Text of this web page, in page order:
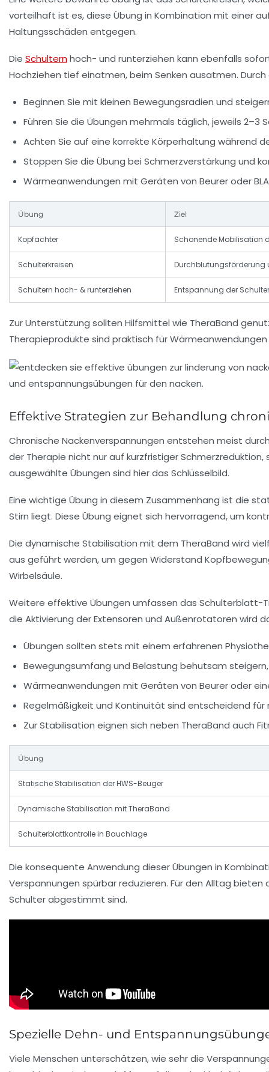
vorteilhaft ist es, diese Übung in Kombination mit einer
Haltungsschäden entgegen.
Die Schulternhoch- und runterziehen kann ebenfalls
Hochziehen tief einatmen, beim Senken ausatmen.
Beginnen Sie mit kleinen Bewegungsradien und
Führen Sie die Übungen mehrmals täglich, jeweils 2–3
Achten Sie auf eine korrekte Körperhaltung während
Stoppen Sie die Übung bei Schmerzverstärkung und
Wärmeanwendungen mit Geräten von Beurer oder
Übung Ziel
Kopfachter Schonende Mobilisation
Schulterkreisen Durchblutungsförderung
Schultern hoch- & runterziehen Entspannung der
Zur Unterstützung sollten Hilfsmittel wie TheraBand
Therapieprodukte sind praktisch für Wärmeanwendungen
Effektive Strategien zur Behandlung
Chronische Nackenverspannungen entstehen meist
der Therapie nicht nur auf kurzfristiger
ausgewählte Übungen sind hier das Schlüsselbild.
Eine wichtige Übung in diesem Zusammenhang ist die
Stirn liegt. Diese Übung eignet sich hervorragend, um
Die dynamische Stabilisation mit dem TheraBand wird
aus geführt werden, um gegen Widerstand
Wirbelsäule.
Weitere effektive Übungen umfassen das Schulterblatt-
die Aktivierung der Extensoren und Außenrotatoren wird
Übungen sollten stets mit einem erfahrenen
Bewegungsumfang und Belastung behutsam
Wärmeanwendungen mit Geräten von Beurer oder
Regelmäßigkeit und Kontinuität sind entscheidend für
Zur Stabilisation eignen sich neben TheraBand auch
Übung
Statische Stabilisation der HWS-Beuger
Dynamische Stabilisation mit TheraBand
Schulterblattkontrolle in Bauchlage
Die konsequente Anwendung dieser Übungen in
Verspannungen spürbar reduzieren. Für den Alltag
Schulter abgestimmt sind.
Spezielle Dehn- und
Viele Menschen unterschätzen, wie sehr die